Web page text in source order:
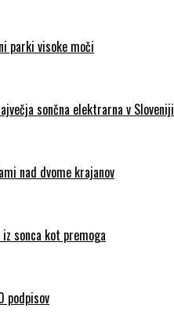
parki visoke moči
sončna elektrarna v Sloveniji
nad dvome krajanov
sonca kot premoga